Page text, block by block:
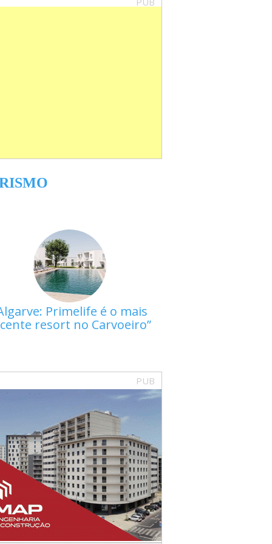
Primelife é o mais
resort no Carvoeiro
PUB